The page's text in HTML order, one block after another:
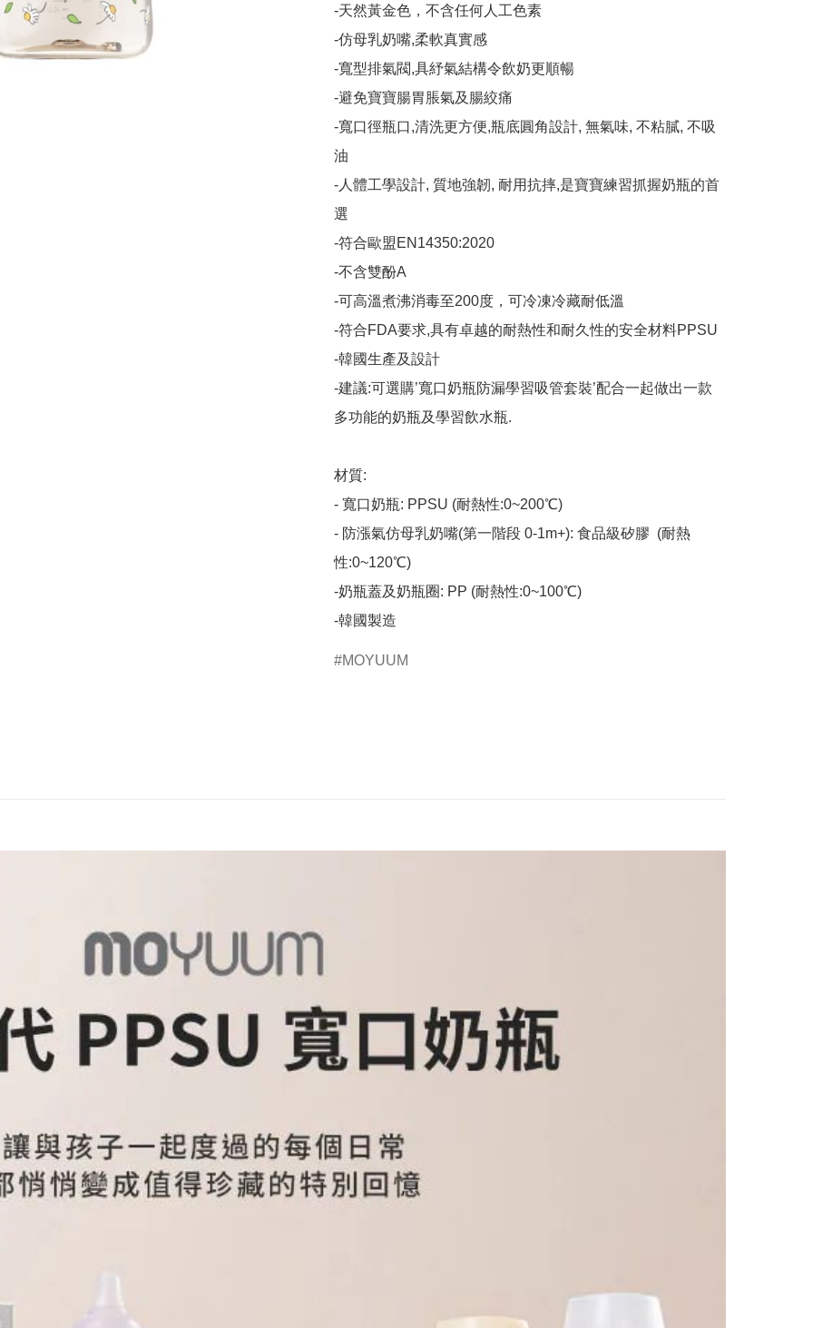
-天然黃金色，不含任何人工色素
-仿母乳奶嘴,柔軟真實感
-寬型排氣閥,具紓氣結構令飲奶更順暢
-避免寶寶腸胃脹氣及腸絞痛
-寬口徑瓶口,清洗更方便,瓶底圓角設計, 無氣味, 不粘膩, 不吸
油
-人體工學設計, 質地強韌, 耐用抗摔,是寶寶練習抓握奶瓶的首
選
-符合歐盟EN14350:2020
-不含雙酚A
-可高溫煮沸消毒至200度，可冷凍冷藏耐低溫
-符合FDA要求,具有卓越的耐熱性和耐久性的安全材料PPSU
-韓國生產及設計
-建議:可選購’寬口奶瓶防漏學習吸管套裝’配合一起做出一款
多功能的奶瓶及學習飲水瓶.
材質:
- 寬口奶瓶: PPSU (耐熱性:0~200℃)
- 防漲氣仿母乳奶嘴(第一階段 0-1m+): 食品級矽膠  (耐熱
性:0~120℃)
-奶瓶蓋及奶瓶圈: PP (耐熱性:0~100℃)
-韓國製造​
MOYUUM